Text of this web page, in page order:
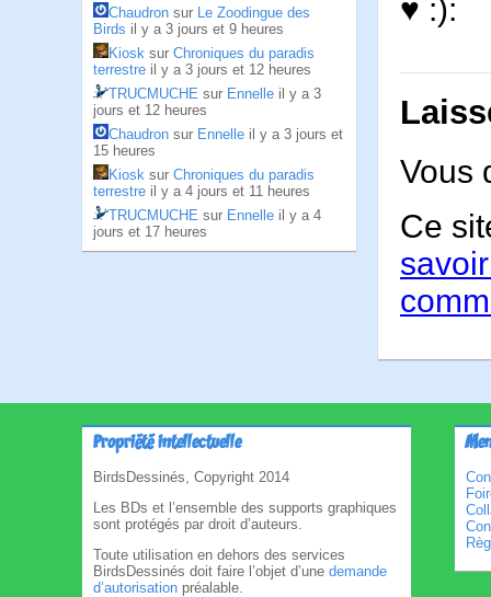
Chaudron sur Le Zoodingue des
Birds il y a 3 jours et 9 heures
Kiosk sur Chroniques du paradis
terrestre il y a 3 jours et 12 heures
TRUCMUCHE sur Ennelle il y a 3
jours et 12 heures
Chaudron sur Ennelle il y a 3 jours et
15 heures
Kiosk sur Chroniques du paradis
terrestre il y a 4 jours et 11 heures
TRUCMUCHE sur Ennelle il y a 4
jours et 17 heures
♥ :):
Vous
Ce
Propriété intellectuelle
BirdsDessinés, Copyright 2014
Les BDs et l’ensemble des supports graphiques
sont protégés par droit d’auteurs.
Toute utilisation en dehors des services
BirdsDessinés doit faire l’objet d’une demande
d’autorisation préalable.